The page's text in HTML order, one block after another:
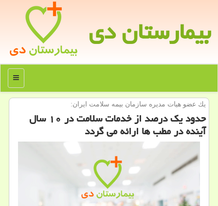
بیمارستان دی
منو
یك عضو هیات مدیره سازمان بیمه سلامت ایران:
حدود یك درصد از خدمات سلامت در ۱۰ سال
آینده در مطب ها ارائه می گردد